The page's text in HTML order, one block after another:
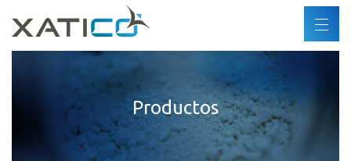
Xatico
Quiénes somos
Política corporativa
Política medioambiental
Buscar
ES
Productos